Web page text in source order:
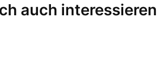
auch interessieren